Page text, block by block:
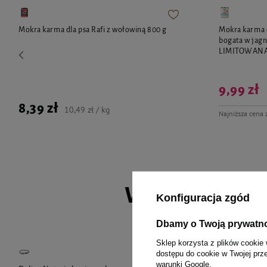
Mokra karma dla psa Rafi z wołowiną 800 g
8,39 zł 10,49 zł / kg
Mokra karma
bogata w
Najniższa cena
9,99 zł
Wybrane
Konfiguracja zgód
Dbamy o Twoją
Sklep korzysta z plików cookie
dostępu do cookie w Twojej
warunki Google